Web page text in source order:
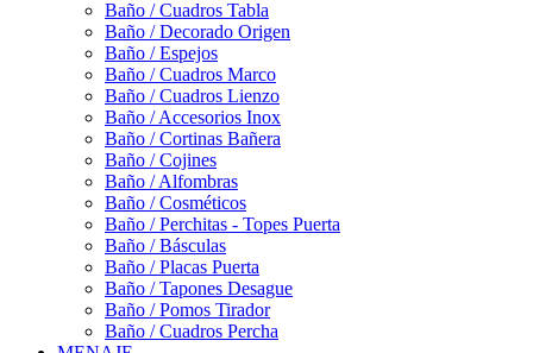
Baño / Cuadros Tabla
Baño / Decorado Origen
Baño / Espejos
Baño / Cuadros Marco
Baño / Cuadros Lienzo
Baño / Accesorios Inox
Baño / Cortinas Bañera
Baño / Cojines
Baño / Alfombras
Baño / Cosméticos
Baño / Perchitas - Topes Puerta
Baño / Básculas
Baño / Placas Puerta
Baño / Tapones Desague
Baño / Pomos Tirador
Baño / Cuadros Percha